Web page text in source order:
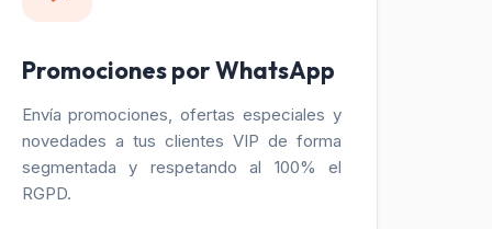
Promociones por WhatsApp
Envía promociones, ofertas especiales y
novedades a tus clientes VIP de forma
segmentada y respetando al 100% el
RGPD.